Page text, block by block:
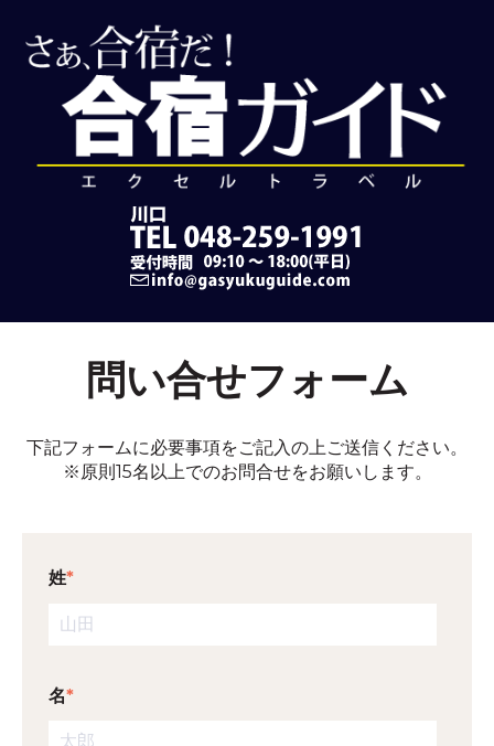
問い合せフォーム
下記フォームに必要事項をご記入の上ご送信ください。
※原則15名以上でのお問合せをお願いします。
姓*
名*